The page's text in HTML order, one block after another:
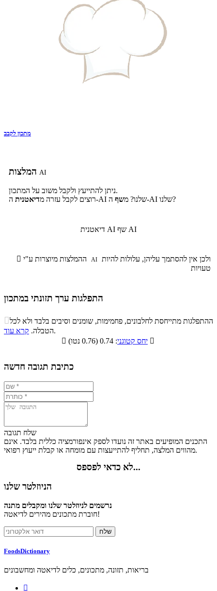
מתכון לקבב
AI
ניתן להתייעץ ולקבל משוב על המתכון.
רוצים לקבל עזרה מדיאטנית ה-AI שלנו? משף ה-AI שלנו?
דיאטנית AI שף AI
 AI
טעויות
התפלגות ערך תזונתי במתכון
התפלגות ערך תזונתי במתכון
סיבים
תזונתיים
שומנים חלבונים
50.5%
ההתפלגות מתייחסת לחלבונים, פחמימות, שומנים וסיבים בלבד ולא לכל
הטבלה. קרא עוד
.

יחס קטוגני 
כתיבת תגובה חדשה
שלח תגובה
התכנים המופיעים באתר זה נועדו לספק אינפורמציה כללית בלבד. אינם
מהווים המלצה, תחליף להתייעצות עם מומחה או קבלת ייעוץ רפואי.
לא כדאי לפספס...
הניוזלטר שלנו
נרשמים לניוזלטר שלנו ומקבלים מתנה
חוברת מתכונים מהירים לדיאטה!
FoodsDictionary
בריאות, תזונה, מתכונים, כלים לדיאטה ומחשבונים
